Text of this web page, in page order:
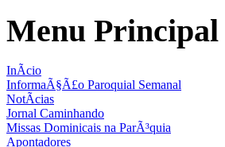
Menu Principal
InÃ­cio
InformaÃ§Ã£o Paroquial Semanal
NotÃ­cias
Jornal Caminhando
Missas Dominicais na ParÃ³quia
Apontadores